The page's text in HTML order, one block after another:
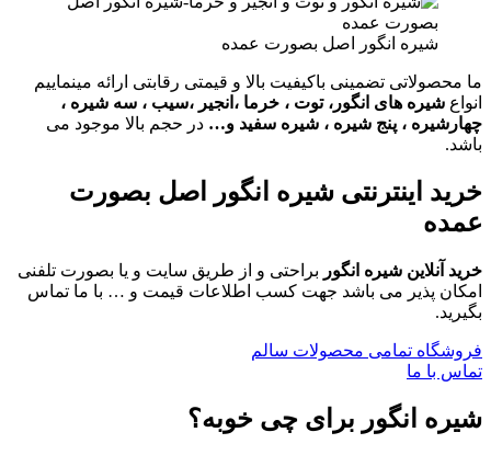
شیره انگور اصل بصورت عمده
ما محصولاتی تضمینی باکیفیت بالا و قیمتی رقابتی ارائه مینماییم
انواع شیره های انگور، توت ، خرما ،انجیر ،سیب ، سه شیره ،
چهارشیره ، پنج شیره ، شیره سفید و… در حجم بالا موجود می
باشد.
خرید اینترنتی شیره انگور اصل بصورت
عمده
خرید آنلاین شیره انگور براحتی و از طریق سایت و یا بصورت تلفنی
امکان پذیر می باشد جهت کسب اطلاعات قیمت و … با ما تماس
بگیرید.
فروشگاه تمامی محصولات سالم
تماس با ما
شیره انگور برای چی خوبه؟